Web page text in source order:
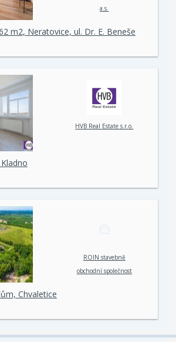
a.s.
m2, Neratovice, ul. Dr. E. Beneše
HVB Real Estate s.r.o.
ROIN stavebně
obchodní společnost
Chvaletice